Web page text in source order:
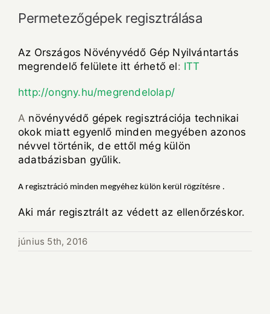
Permetezőgépek regisztrálása
Az Országos Növényvédő Gép Nyilvántartás
megrendelő felülete itt érhető el: ITT
http://ongny.hu/megrendelolap/
A növényvédő gépek regisztrációja technikai
okok miatt egyenlő minden megyében azonos
névvel történik, de ettől még külön
adatbázisban gyűlik.
A regisztráció minden megyéhez külön kerül rögzítésre .
Aki már regisztrált az védett az ellenőrzéskor.
június 5th, 2016